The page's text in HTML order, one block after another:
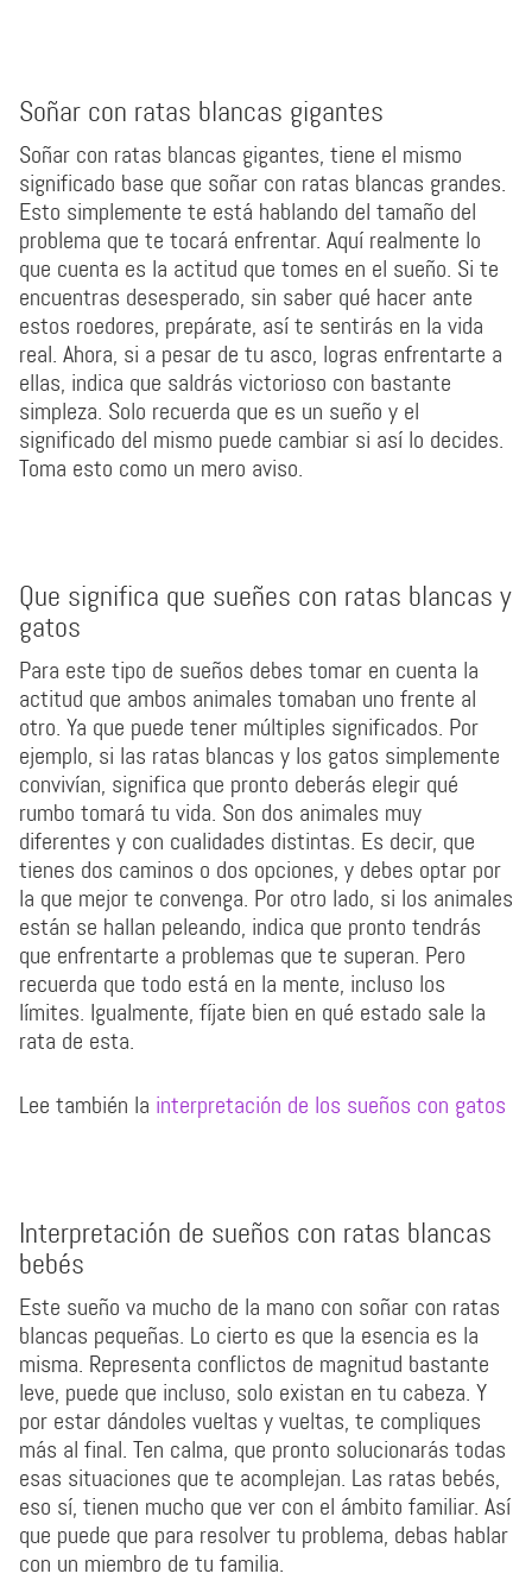
Soñar con ratas blancas gigantes
Soñar con ratas blancas gigantes, tiene el mismo
significado base que soñar con ratas blancas grandes.
Esto simplemente te está hablando del tamaño del
problema que te tocará enfrentar. Aquí realmente lo
que cuenta es la actitud que tomes en el sueño. Si te
encuentras desesperado, sin saber qué hacer ante
estos roedores, prepárate, así te sentirás en la vida
real. Ahora, si a pesar de tu asco, logras enfrentarte a
ellas, indica que saldrás victorioso con bastante
simpleza. Solo recuerda que es un sueño y el
significado del mismo puede cambiar si así lo decides.
Toma esto como un mero aviso.
Que significa que sueñes con ratas blancas y
gatos
Para este tipo de sueños debes tomar en cuenta la
actitud que ambos animales tomaban uno frente al
otro. Ya que puede tener múltiples significados. Por
ejemplo, si las ratas blancas y los gatos simplemente
convivían, significa que pronto deberás elegir qué
rumbo tomará tu vida. Son dos animales muy
diferentes y con cualidades distintas. Es decir, que
tienes dos caminos o dos opciones, y debes optar por
la que mejor te convenga. Por otro lado, si los animales
están se hallan peleando, indica que pronto tendrás
que enfrentarte a problemas que te superan. Pero
recuerda que todo está en la mente, incluso los
límites. Igualmente, fíjate bien en qué estado sale la
rata de esta.
Lee también la interpretación de los sueños con gatos
Interpretación de sueños con ratas blancas
bebés
Este sueño va mucho de la mano con soñar con ratas
blancas pequeñas. Lo cierto es que la esencia es la
misma. Representa conflictos de magnitud bastante
leve, puede que incluso, solo existan en tu cabeza. Y
por estar dándoles vueltas y vueltas, te compliques
más al final. Ten calma, que pronto solucionarás todas
esas situaciones que te acomplejan. Las ratas bebés,
eso sí, tienen mucho que ver con el ámbito familiar. Así
que puede que para resolver tu problema, debas hablar
con un miembro de tu familia.